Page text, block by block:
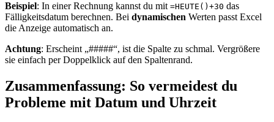
Beispiel: In einer Rechnung kannst du mit =HEUTE()+30 das
Fälligkeitsdatum berechnen. Bei dynamischen Werten passt Excel
die Anzeige automatisch an.
Achtung: Erscheint „#####“, ist die Spalte zu schmal. Vergrößere
sie einfach per Doppelklick auf den Spaltenrand.
Zusammenfassung: So vermeidest du
Probleme mit Datum und Uhrzeit